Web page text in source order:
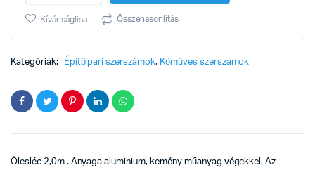
quantity
Kívánságlisa Összehasonlítás
Kategóriák: Építőipari szerszámok, Kőműves szerszámok
Ölesléc 2,0m . Anyaga aluminium, kemény műanyag végekkel. Az